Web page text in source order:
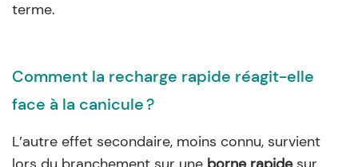
terme.
Comment la recharge rapide réagit-elle
face à la canicule ?
L’autre effet secondaire, moins connu, survient